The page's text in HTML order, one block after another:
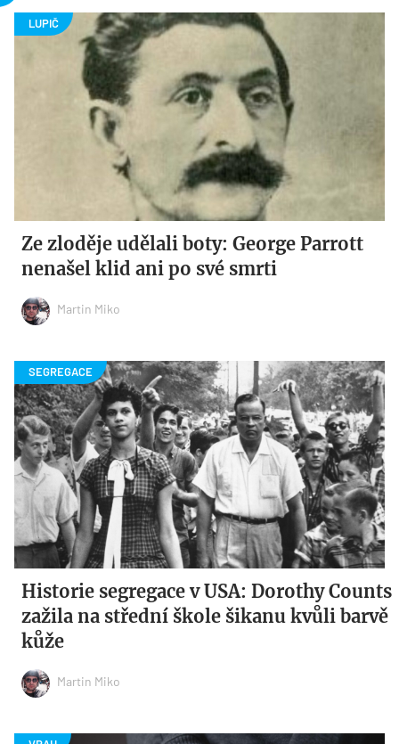
Ze zloděje udělali boty: George Parrott
nenašel klid ani po své smrti
Martin Miko
Historie segregace v USA: Dorothy Counts
zažila na střední škole šikanu kvůli barvě
kůže
Martin Miko